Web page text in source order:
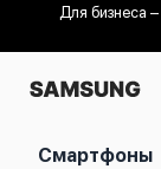
Для бизнеса –
Смартфоны